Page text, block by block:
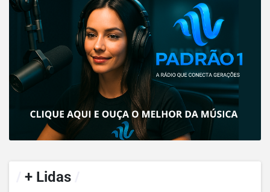
+ Lidas